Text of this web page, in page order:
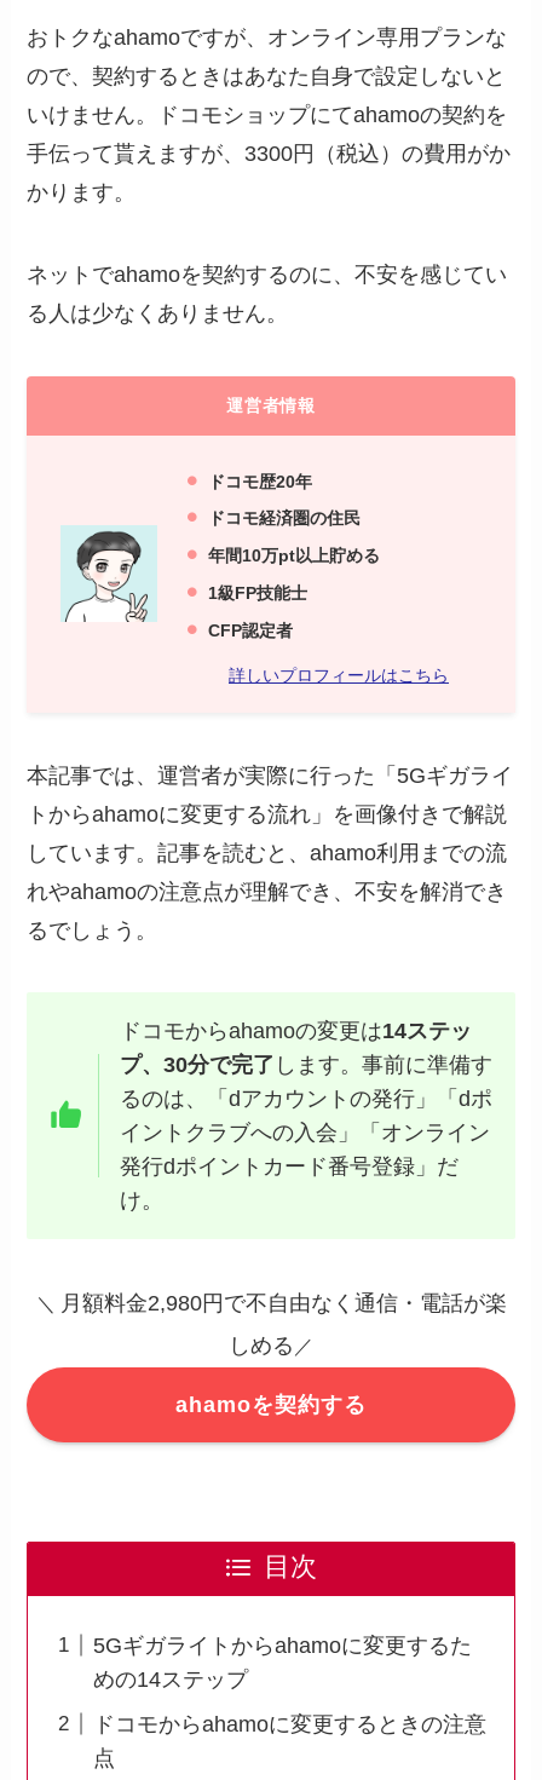
おトクなahamoですが、オンライン専用プランな
ので、契約するときはあなた自身で設定しないと
いけません。ドコモショップにてahamoの契約を
手伝って貰えますが、3300円（税込）の費用がか
かります。
ネットでahamoを契約するのに、不安を感じてい
る人は少なくありません。
運営者情報
ドコモ歴20年
ドコモ経済圏の住民
年間10万pt以上貯める
1級FP技能士
CFP認定者
詳しいプロフィールはこちら
本記事では、運営者が実際に行った「5Gギガライ
トからahamoに変更する流れ」を画像付きで解説
しています。記事を読むと、ahamo利用までの流
れやahamoの注意点が理解でき、不安を解消でき
るでしょう。
ドコモからahamoの変更は14ステッ
プ、30分で完了 します。事前に準備す
るのは、「dアカウントの発行」「dポ
イントクラブへの入会」「オンライン
発行dポイントカード番号登録」だ
け。
＼
月額料金2,980円で不自由なく通信・電話が楽
しめる ／
ahamoを契約する
目次
5Gギガライトからahamoに変更するた
めの14ステップ
ドコモからahamoに変更するときの注意
点